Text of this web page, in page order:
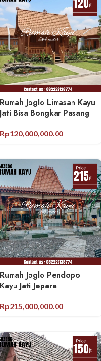
Rumah Joglo Limasan Kayu
Jati Bisa Bongkar Pasang
Rp120,000,000.00
Rumah Joglo Pendopo
Kayu Jati Jepara
Rp215,000,000.00